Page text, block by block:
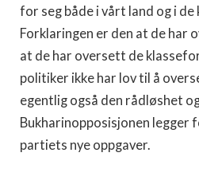
for seg både i vårt land og i
Forklaringen er den at de har
at de har oversett de
politiker ikke har lov til å
egentlig også den rådløshet
Bukharinopposisjonen legger
partiets nye oppgaver.